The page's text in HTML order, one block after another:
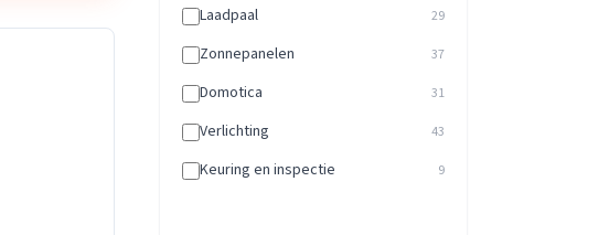
Laadpaal 29
Zonnepanelen 37
Domotica 31
Verlichting 43
Keuring en inspectie 9